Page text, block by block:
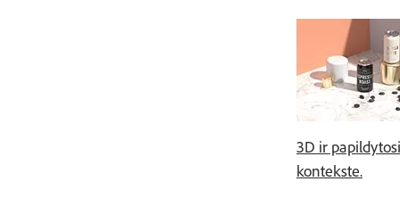
3D ir
kontekste.